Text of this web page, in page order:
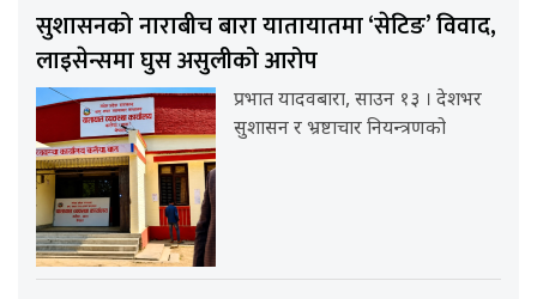
सुशासनको नाराबीच बारा यातायातमा ‘सेटिङ’ विवाद,
लाइसेन्समा घुस असुलीको आरोप
प्रभात यादवबारा, साउन १३ । देशभर
सुशासन र भ्रष्टाचार नियन्त्रणको